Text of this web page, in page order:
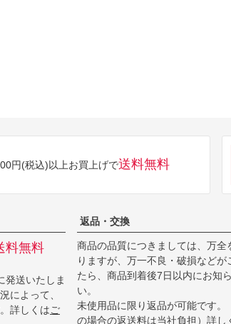
円(税込)以上お買上げで送料無料
料無料
発送いたしま
によって、
詳しくはご
返品・交換
商品の品質につきましては、万全
りますが、万一不良・破損などが
たら、商品到着後7日以内にお知
い。
未使用品に限り返品が可能です。
の場合の返送料は当社負担）詳し